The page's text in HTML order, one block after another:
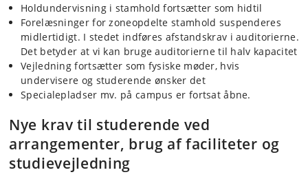
Holdundervisning i stamhold fortsætter som hidtil
Forelæsninger for zoneopdelte stamhold suspenderes
midlertidigt. I stedet indføres afstandskrav i auditorierne.
Det betyder at vi kan bruge auditorierne til halv kapacitet
Vejledning fortsætter som fysiske møder, hvis
undervisere og studerende ønsker det
Specialepladser mv. på campus er fortsat åbne.
Nye krav til studerende ved
arrangementer, brug af faciliteter og
studievejledning